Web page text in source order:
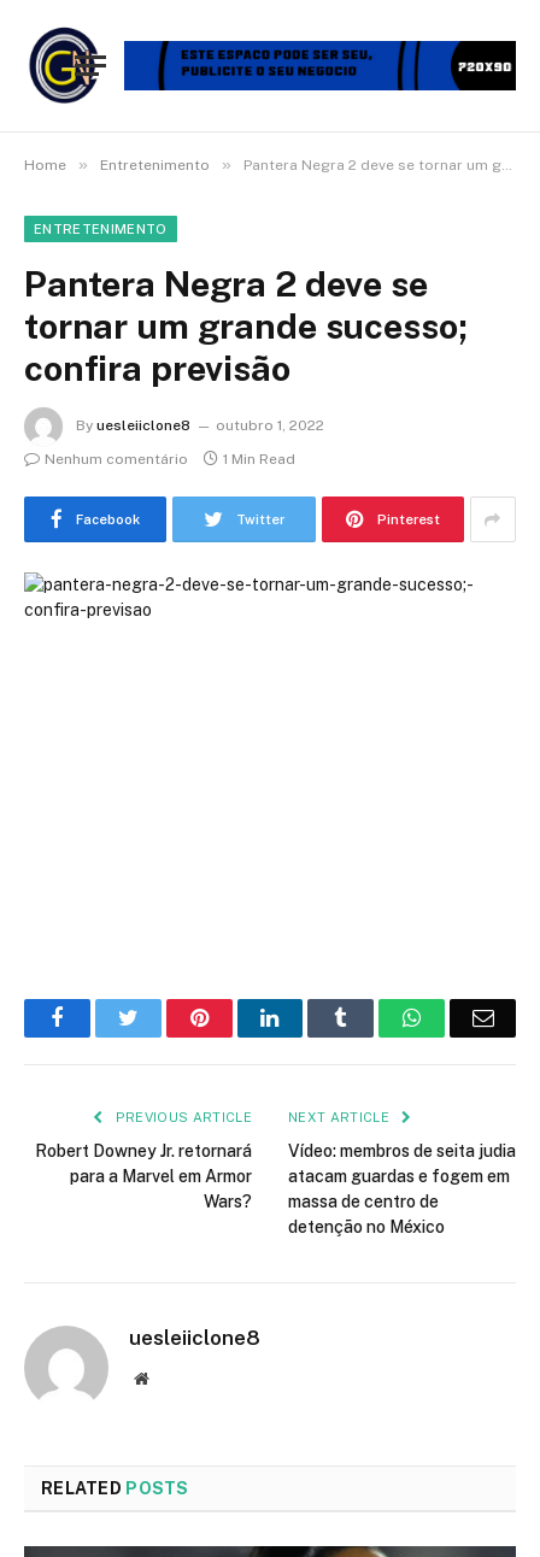
Home » Entretenimento » Pantera Negra 2 deve se tornar um grande sucesso; confira previsão
ENTRETENIMENTO
Pantera Negra 2 deve se
tornar um grande sucesso;
confira previsão
By uesleiiclone8
outubro 1, 2022
Nenhum comentário
1 Min Read
Facebook Twitter Pinterest
FacebookTwitter PinterestLinkedIn Tumblr WhatsApp
PREVIOUS ARTICLE
Robert Downey Jr. retornará
para a Marvel em Armor
Wars?
NEXT ARTICLE
Vídeo: membros de seita judia
atacam guardas e fogem em
massa de centro de
detenção no México
uesleiiclone8
Website
RELATED POSTS